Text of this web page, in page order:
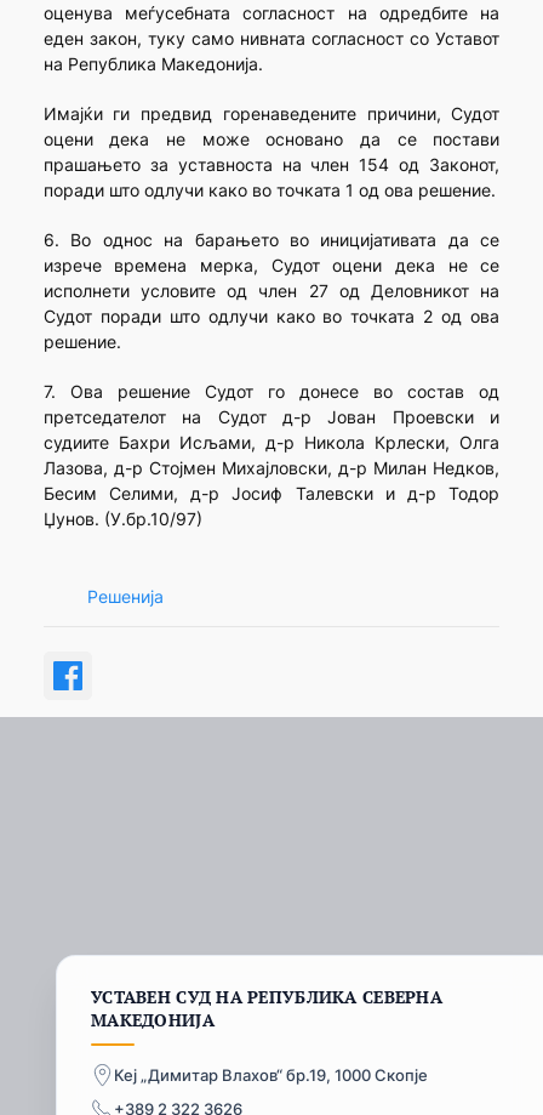
оценува меѓусебната согласност на одредбите на
еден закон, туку само нивната согласност со Уставот
на Република Македонија.
Имајќи ги предвид горенаведените причини, Судот
оцени дека не може основано да се постави
прашањето за уставноста на член 154 од Законот,
поради што одлучи како во точката 1 од ова решение.
6. Во однос на барањето во иницијативата да се
изрече времена мерка, Судот оцени дека не се
исполнети условите од член 27 од Деловникот на
Судот поради што одлучи како во точката 2 од ова
решение.
7. Ова решение Судот го донесе во состав од
претседателот на Судот д-р Јован Проевски и
судиите Бахри Исљами, д-р Никола Крлески, Олга
Лазова, д-р Стојмен Михајловски, д-р Милан Недков,
Бесим Селими, д-р Јосиф Талевски и д-р Тодор
Џунов. (У.бр.10/97)
Решенија
УСТАВЕН СУД НА РЕПУБЛИКА СЕВЕРНА
МАКЕДОНИЈА
Кеј „Димитар Влахов“ бр.19, 1000 Скопје
+389 2 322 3626